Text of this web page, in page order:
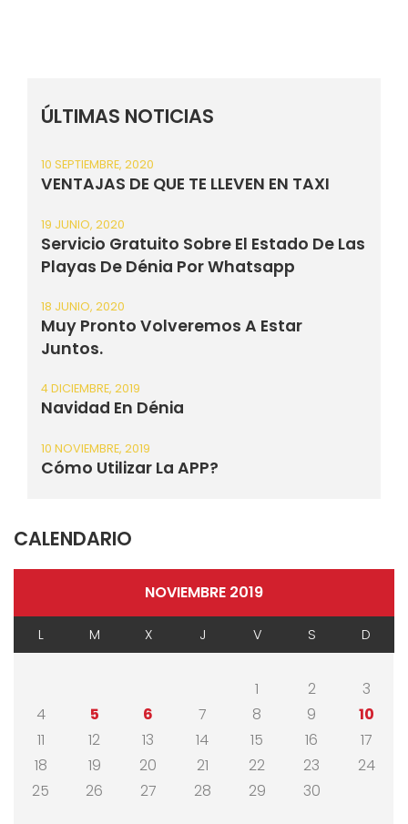
ÚLTIMAS NOTICIAS
VENTAJAS DE QUE TE LLEVEN EN TAXI
10 SEPTIEMBRE, 2020
Servicio Gratuito Sobre El Estado De Las
Playas De Dénia Por Whatsapp
19 JUNIO, 2020
Muy Pronto Volveremos A Estar
Juntos.
18 JUNIO, 2020
Navidad En Dénia
4 DICIEMBRE, 2019
Cómo Utilizar La APP?
10 NOVIEMBRE, 2019
CALENDARIO
NOVIEMBRE 2019
L M X J V S D
1 2
3
4
5 6 7 8 9
10
11
12 13 14 15 16
17
18
19 20 21 22 23
24
25
26 27 28 29 30